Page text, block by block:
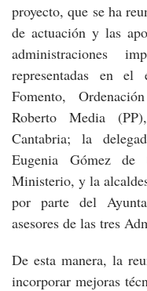
proyecto, que se ha
de actuación y las
administraciones
representadas en
Fomento,
Roberto Media
Cantabria; la
Eugenia Gómez
Ministerio, y la
por parte del
asesores de las tres
De esta manera, la
incorporar mejoras